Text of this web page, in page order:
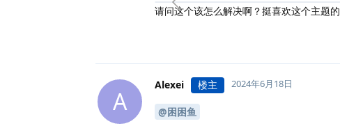
请问这个该怎么解决啊？挺喜欢这个主题的
A
Alexei 楼主 2024年6月18日
@困困鱼